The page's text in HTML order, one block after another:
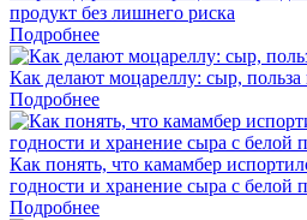
продукт без лишнего риска
Подробнее
Как делают моцареллу: сыр,
Подробнее
Как понять, что камамбер
годности и хранение сыра с белой
Подробнее